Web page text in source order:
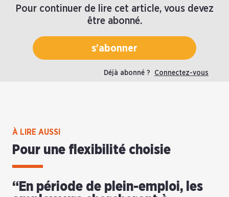
Pour continuer de lire cet article, vous devez
être abonné.
s'abonner
Déjà abonné ? Connectez-vous
À LIRE AUSSI
Pour une flexibilité choisie
“En période de plein-emploi, les